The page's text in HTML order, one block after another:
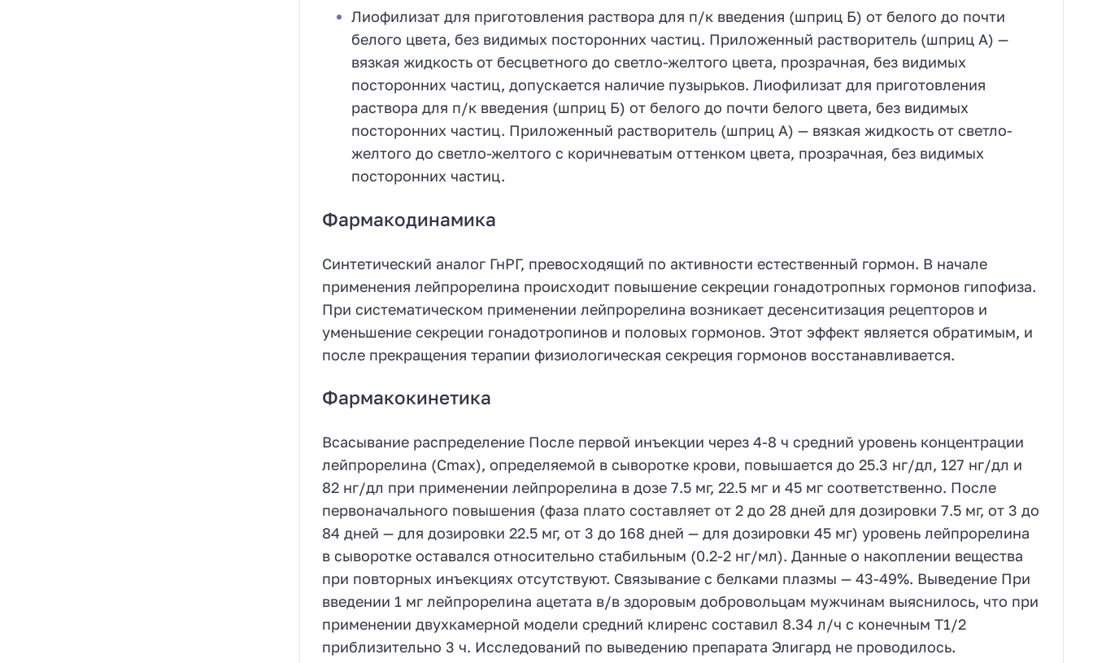
Лиофилизат для приготовления раствора для п/к введения (шприц Б) от белого до почти
белого цвета, без видимых посторонних частиц. Приложенный растворитель (шприц А) —
вязкая жидкость от бесцветного до светло-желтого цвета, прозрачная, без видимых
посторонних частиц, допускается наличие пузырьков. Лиофилизат для приготовления
раствора для п/к введения (шприц Б) от белого до почти белого цвета, без видимых
посторонних частиц. Приложенный растворитель (шприц А) — вязкая жидкость от светло-
желтого до светло-желтого с коричневатым оттенком цвета, прозрачная, без видимых
посторонних частиц.
Фармакодинамика
Синтетический аналог ГнРГ, превосходящий по активности естественный гормон. В начале
применения лейпрорелина происходит повышение секреции гонадотропных гормонов гипофиза.
При систематическом применении лейпрорелина возникает десенситизация рецепторов и
уменьшение секреции гонадотропинов и половых гормонов. Этот эффект является обратимым, и
после прекращения терапии физиологическая секреция гормонов восстанавливается.
Фармакокинетика
Всасывание распределение После первой инъекции через 4-8 ч средний уровень концентрации
лейпрорелина (Cmax), определяемой в сыворотке крови, повышается до 25.3 нг/дл, 127 нг/дл и
82 нг/дл при применении лейпрорелина в дозе 7.5 мг, 22.5 мг и 45 мг соответственно. После
первоначального повышения (фаза плато составляет от 2 до 28 дней для дозировки 7.5 мг, от 3 до
84 дней — для дозировки 22.5 мг, от 3 до 168 дней — для дозировки 45 мг) уровень лейпрорелина
в сыворотке оставался относительно стабильным (0.2-2 нг/мл). Данные о накоплении вещества
при повторных инъекциях отсутствуют. Связывание с белками плазмы — 43-49%. Выведение При
введении 1 мг лейпрорелина ацетата в/в здоровым добровольцам мужчинам выяснилось, что при
применении двухкамерной модели средний клиренс составил 8.34 л/ч с конечным T1/2
приблизительно 3 ч. Исследований по выведению препарата Элигард не проводилось.